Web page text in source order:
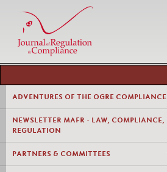
ADVENTURES OF THE OGRE COMPLIANCE
NEWSLETTER MAFR - LAW, COMPLIANCE,
REGULATION
PARTNERS & COMMITTEES